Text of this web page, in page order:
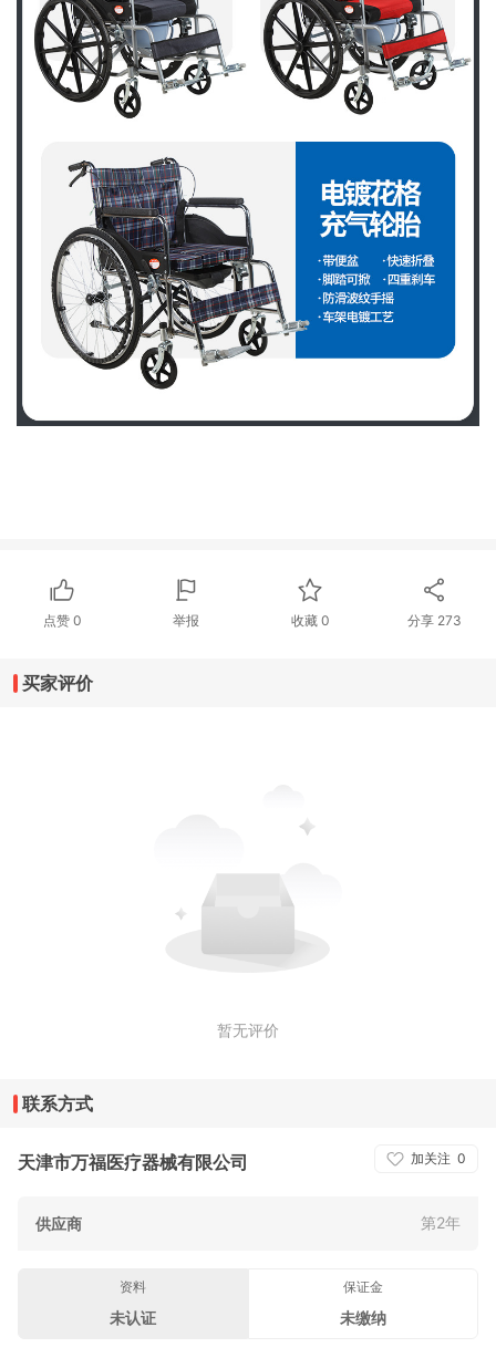
点赞 0 举报 收藏 0 分享 273
买家评价
暂无评价
联系方式
加关注 0
天津市万福医疗器械有限公司
供应商 第2年
资料
未认证
保证金
未缴纳